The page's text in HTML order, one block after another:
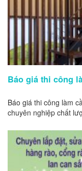
Báo giá thi công
Báo giá thi công làm
chuyên nghiệp chất